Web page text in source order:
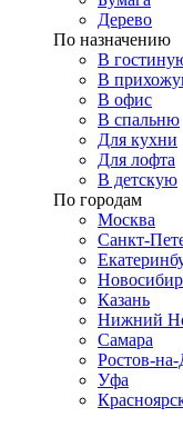
Дерево
По назначению
В
В
В офис
В спальню
Для кухни
Для лофта
В детскую
По городам
Москва
Санкт-
Казань
Нижний
Самара
Ростов-
Уфа